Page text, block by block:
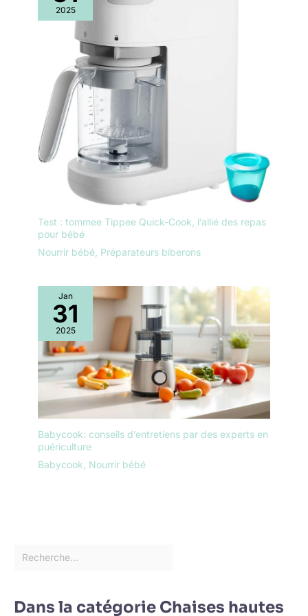
2025
Test : tommee Tippee Quick-Cook, l’allié des repas
pour bébé
Nourrir bébé Préparateurs biberons
Jan
31
2025
Babycook: conseils d’entretiens par des experts en
puériculture
Babycook Nourrir bébé
Dans la catégorie Chaises hautes